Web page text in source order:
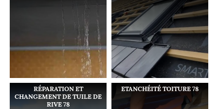
RÉPARATION ET
CHANGEMENT DE TUILE DE
RIVE 78
ETANCHÉITÉ TOITURE 78